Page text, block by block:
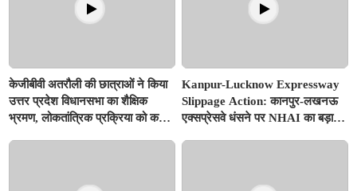
केजीबीवी अतरौली की छात्राओं ने किया
उत्तर प्रदेश विधानसभा का शैक्षिक
भ्रमण, लोकतांत्रिक प्रक्रिया को करीब
Kanpur-Lucknow Expressway
Slippage Action: कानपुर-लखनऊ
एक्सप्रेसवे धंसने पर NHAI का बड़ा